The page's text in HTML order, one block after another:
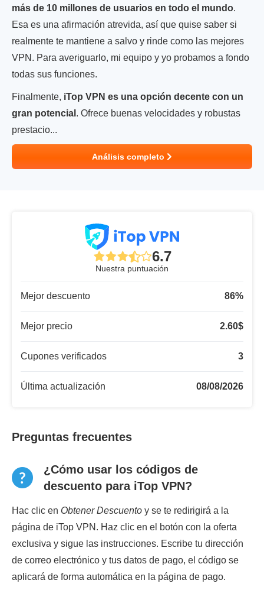
más de 10 millones de usuarios en todo el mundo.
Esa es una afirmación atrevida, así que quise saber si
realmente te mantiene a salvo y rinde como las mejores
VPN. Para averiguarlo, mi equipo y yo probamos a fondo
todas sus funciones.
Finalmente, iTop VPN es una opción decente con un
gran potencial . Ofrece buenas velocidades y robustas
prestacio...
Análisis completo
6.7
Nuestra puntuación
Mejor descuento 86%
Mejor precio 2.60$
Cupones verificados 3
Última actualización 08/08/2026
Preguntas frecuentes
¿Cómo usar los códigos de
descuento para iTop VPN?
Hac clic en Obtener Descuento y se te redirigirá a la
página de iTop VPN. Haz clic en el botón con la oferta
exclusiva y sigue las instrucciones. Escribe tu dirección
de correo electrónico y tus datos de pago, el código se
aplicará de forma automática en la página de pago.